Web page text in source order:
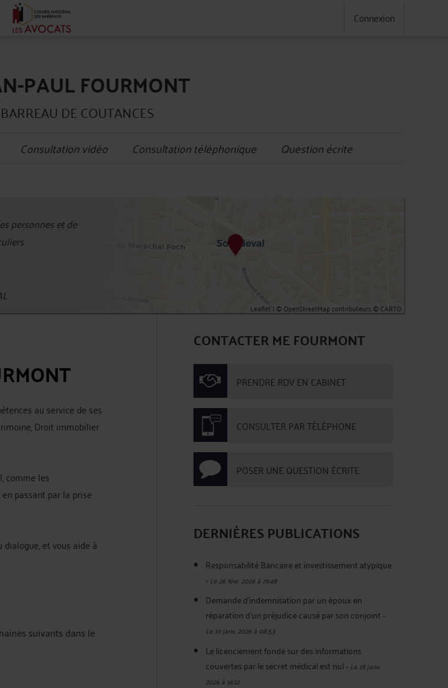
Connexion
PAUL FOURMONT
DE COUTANCES
Consultation vidéo Consultation téléphonique Question écrite
personnes et de
Leaflet | ©OpenStreetMapcontributeurs ©CARTO
au service de ses
Droit immobilier
comme les
passant par la prise
et vous aide à
suivants dans le
CONTACTER ME FOURMONT
PRENDRE RDV EN CABINET
CONSULTER PAR TÉLÉPHONE
POSER UNE QUESTION ÉCRITE
DERNIÈRES PUBLICATIONS
Responsabilité Bancaire et investissement atypique
-Le 26 févr. 2026 à 19:48
Demande d'indemnisation par un époux en
réparation d'un préjudice causé par son conjoint-
Le 19 janv. 2026 à 08:53
Le licenciement fondé sur des informations
couvertes par le secret médical est nul-Le 18 janv.
2026 à 16:12